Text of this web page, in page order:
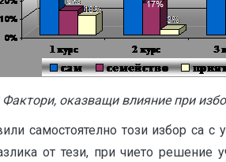
Фактори, оказващи влияние при
самостоятелно този избор са
от тези, при чието решение